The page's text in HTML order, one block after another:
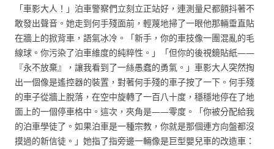
「車影大人！」泊車警察們立刻立正站好，連測量尺都顫抖著不
敢發出聲音。她走到何手殘面前，輕蔑地掃了一眼他那輛垂直貼
在牆上的掀背車，語氣冰冷。「新手，你的車技像一團混亂的毛
線球。你污染了泊車維度的純粹性。」「但你的後視鏡貼紙——
『永不放棄』，讓我看到了一絲愚蠢的勇氣。」車影大人突然掏
出一個像是遙控器的裝置，對著何手殘的車子按了一下。何手殘
的車子從牆上脫落，在空中旋轉了一百八十度，穩穩地停在了地
面上的一個停車格中。這次，夾角是——零度。「你被分配給我
的泊車學徒了。如果泊車是一種宗教，你就是那個連方向盤都沒
摸過的新信徒。」她指了指旁邊一輛像是巨型嬰兒車的改造車：